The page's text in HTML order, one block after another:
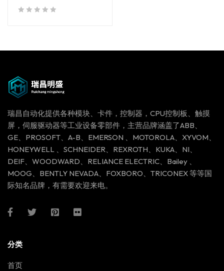
瑞昌自动化提供各种模块、卡件，控制器，CPU控制板、触摸
屏，伺服驱动器等工业设备零部件，主营品牌涵盖了ABB、
GE、PROSOFT、A-B、EMERSON 、MOTOROLA、XYVOM、
HONEYWELL 、SCHNEIDER、REXROTH、KUKA、NI、
DEIF、WOODWARD、RELIANCE ELECTRIC、Bailey 、
MOOG、BENTLY NEVADA、FOXBORO、TRICONEX 等等国
际知名品牌，有需要欢迎来电。
分类
首页